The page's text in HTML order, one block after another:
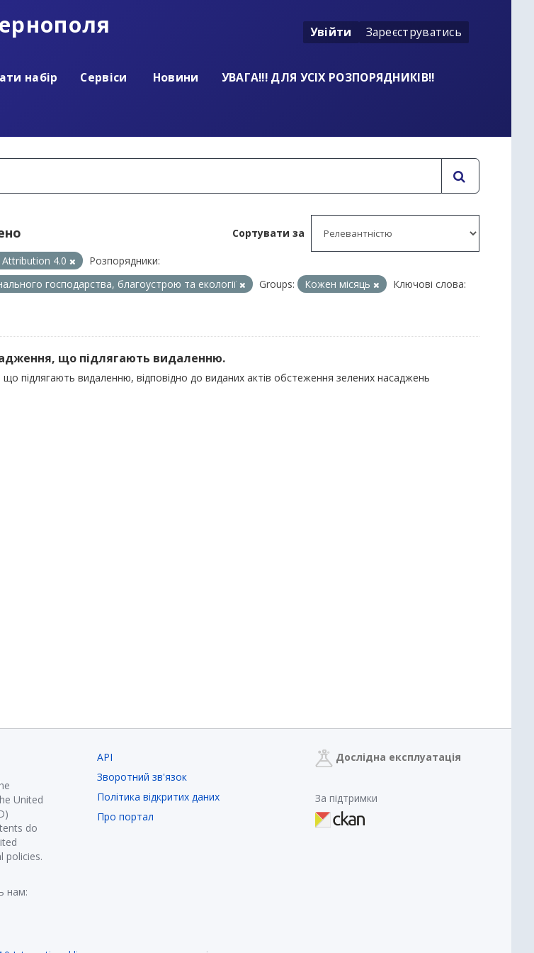
Увійти Зареєструватись
набір Сервіси Новини
УВАГА!!! ДЛЯ УСІХ РОЗПОРЯДНИКІВ!!
Сортувати за
4.0
Розпорядники:
господарства, благоустрою та екології
Groups: Кожен місяць
Ключові слова:
що підлягають видаленню.
підлягають видаленню, відповідно до виданих актів обстеження зелених насаджень
United
do
policies.
нам:
API
Зворотний зв'язок
Політика відкритих даних
Про портал
Дослідна експлуатація
За підтримки